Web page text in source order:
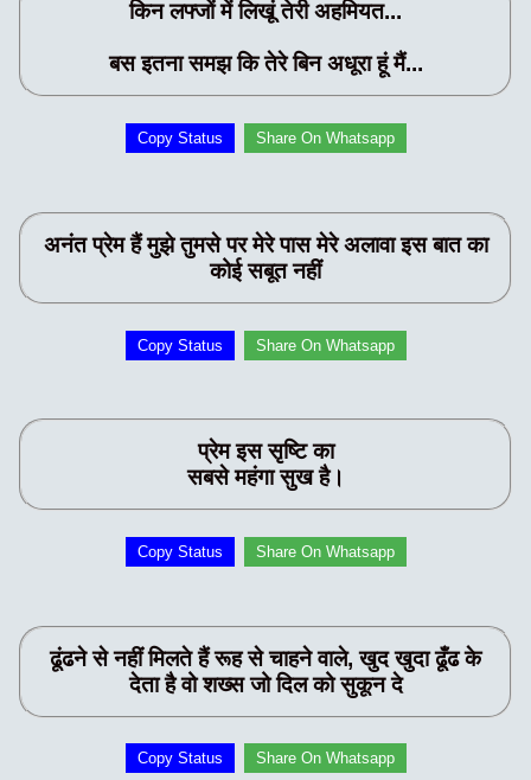
किन लफ्जों में लिखूं तेरी अहमियत...
बस इतना समझ कि तेरे बिन अधूरा हूं मैं...
Copy Status Share On Whatsapp
अनंत प्रेम हैं मुझे तुमसे पर मेरे पास मेरे अलावा इस बात का
कोई सबूत नहीं
Copy Status Share On Whatsapp
प्रेम इस सृष्टि का
सबसे महंगा सुख है।
Copy Status Share On Whatsapp
ढूंढने से नहीं मिलते हैं रूह से चाहने वाले, खुद खुदा ढूँढ के
देता है वो शख्स जो दिल को सुकून दे
Copy Status Share On Whatsapp